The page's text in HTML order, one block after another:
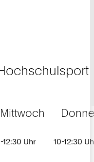
Mittwoch
12:30 Uhr 10-12:30